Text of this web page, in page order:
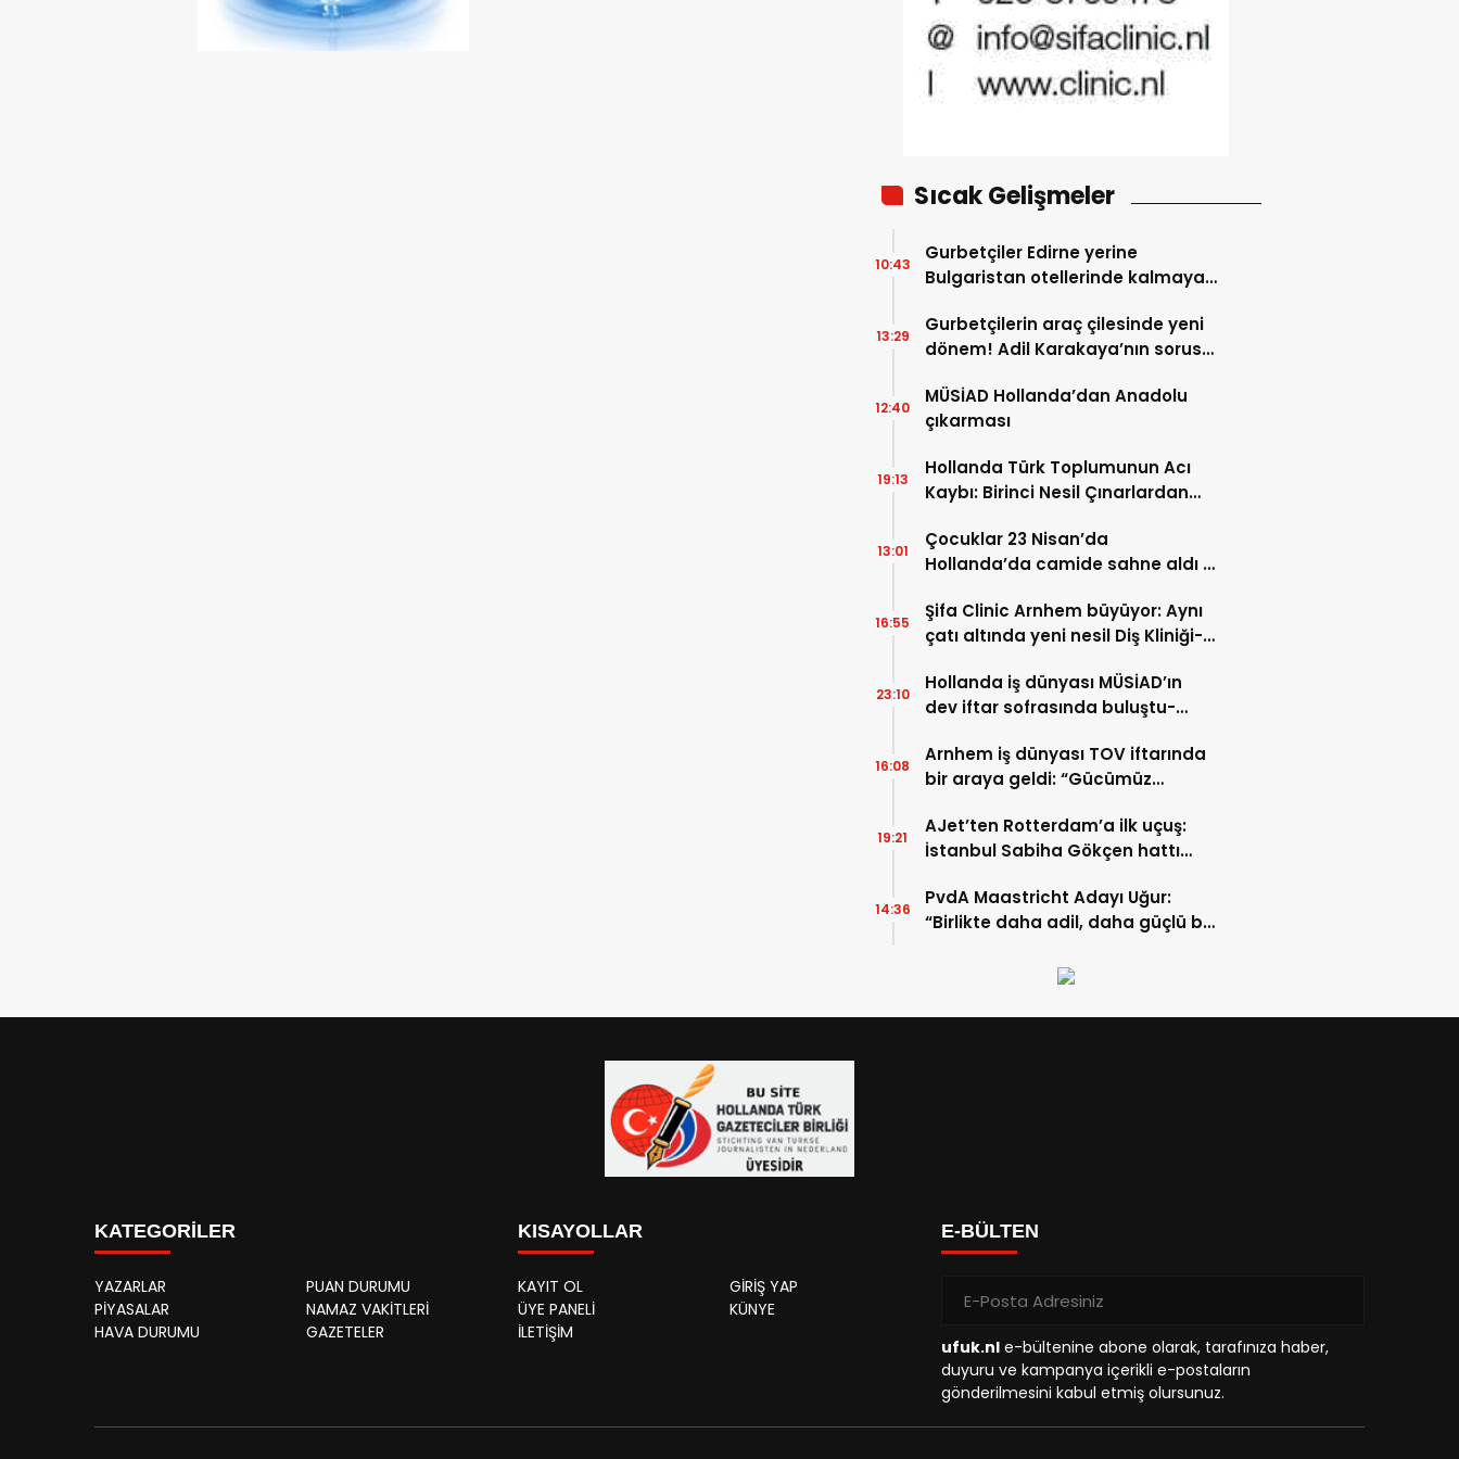
Sıcak Gelişmeler
Gurbetçiler Edirne yerine
Bulgaristan otellerinde kalmaya
10:43
Gurbetçilerin araç çilesinde yeni
dönem! Adil Karakaya’nın sorusu
13:29
MÜSİAD Hollanda’dan Anadolu
çıkarması
12:40
Hollanda Türk Toplumunun Acı
Kaybı: Birinci Nesil Çınarlardan
19:13
Çocuklar 23 Nisan’da
Hollanda’da camide sahne aldı –
13:01
Şifa Clinic Arnhem büyüyor: Aynı
çatı altında yeni nesil Diş Kliniği-
16:55
Hollanda iş dünyası MÜSİAD’ın
dev iftar sofrasında buluştu-
23:10
Arnhem iş dünyası TOV iftarında
bir araya geldi: “Gücümüz
16:08
AJet’ten Rotterdam’a ilk uçuş:
İstanbul Sabiha Gökçen hattı
19:21
PvdA Maastricht Adayı Uğur:
“Birlikte daha adil, daha güçlü bir
14:36
KATEGORİLER
YAZARLAR
PUAN DURUMU
PİYASALAR
NAMAZ VAKİTLERİ
HAVA DURUMU
GAZETELER
KISAYOLLAR
KAYIT OL
GİRİŞ YAP
ÜYE PANELİ
KÜNYE
İLETİŞİM
E-BÜLTEN
ufuk.nl e-bültenine abone olarak, tarafınıza haber,
duyuru ve kampanya içerikli e-postaların
gönderilmesini kabul etmiş olursunuz.